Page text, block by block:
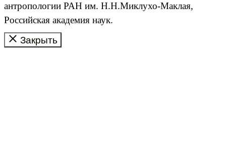
антропологии РАН им. Н.Н.Миклухо-Маклая,
Российская академия наук.
Закрыть